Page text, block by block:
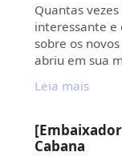
Quantas
interessante e
sobre os
abriu em sua
Leia mais
Cabana